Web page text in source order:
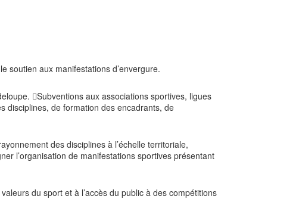
soutien aux manifestations d’envergure.
Subventions aux associations sportives, ligues
disciplines, de formation des encadrants, de
des disciplines à l’échelle territoriale,
l’organisation de manifestations sportives présentant
du sport et à l’accès du public à des compétitions